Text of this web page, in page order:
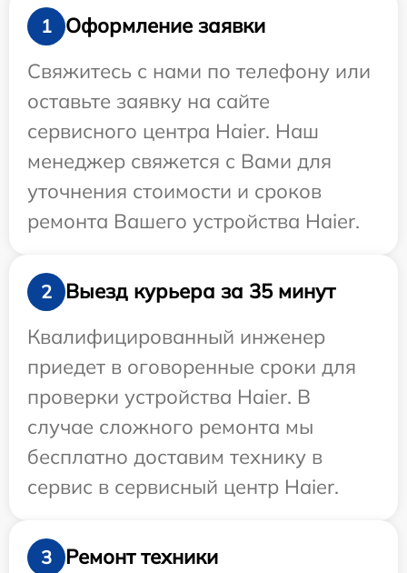
1
Оформление заявки
Свяжитесь с нами по телефону или
оставьте заявку на сайте
сервисного центра Haier. Наш
менеджер свяжется с Вами для
уточнения стоимости и сроков
ремонта Вашего устройства Haier.
2
Выезд курьера за 35 минут
Квалифицированный инженер
приедет в оговоренные сроки для
проверки устройства Haier. В
случае сложного ремонта мы
бесплатно доставим технику в
сервис в сервисный центр Haier.
3 Ремонт техники